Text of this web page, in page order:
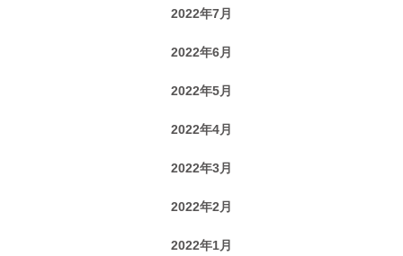
2022年7月
2022年6月
2022年5月
2022年4月
2022年3月
2022年2月
2022年1月